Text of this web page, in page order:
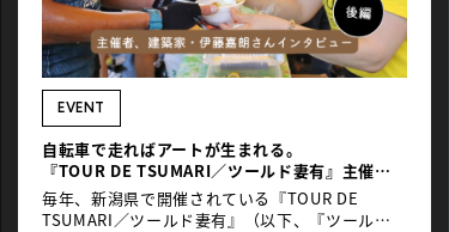
は最も権威のある美術館であるのは誰もが認める
ところだ。コレクションも当然ながら一級品ばか
り、ゴッホやピカソやマチスといったヨーロッパ
の巨匠から、アンディ・ウォーホル、ジャクソ
ン・ポロック、ジャスパー・ジョーンズなど、時
代を超えた名作から現代アートの最先端までが一
堂に揃うまさにアートの殿堂である。 一方、コン
テンポラリーアートのメッカが、空中公園ハイラ
イン（the High Line aerial park）の所在地とし
[…]
EVENT
自転車で走ればアートが生まれる。
『TOUR DE TSUMARI／ツールド妻有』主催
者、建築家・伊藤嘉朗さんインタビュー（後編）
毎年、新潟県で開催されている『TOUR DE
TSUMARI／ツールド妻有』（以下、『ツールド